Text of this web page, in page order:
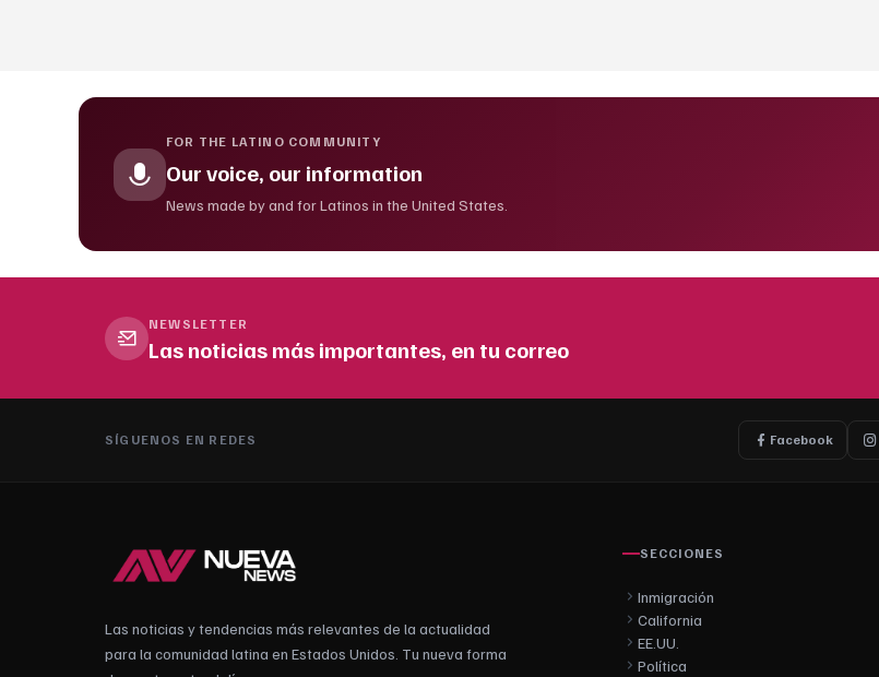
FOR THE LATINO COMMUNITY
Our voice, our information
News made by and for Latinos in the United States.
NEWSLETTER
Las noticias más importantes, en tu correo
SÍGUENOS EN REDES Facebook
Las noticias y tendencias más relevantes de la actualidad
para la comunidad latina en Estados Unidos. Tu nueva forma
SECCIONES
Inmigración
California
EE.UU.
Política